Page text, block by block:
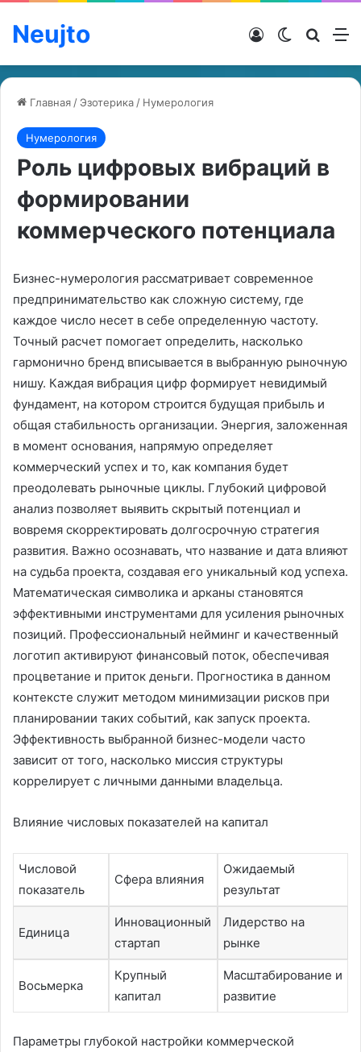
Neujto Switch skin
Войти
Главная / Эзотерика / Нумерология
Нумерология
Роль цифровых вибраций в
формировании
коммерческого потенциала
Бизнес-нумерология рассматривает современное
предпринимательство как сложную систему, где
каждое число несет в себе определенную частоту.
Точный расчет помогает определить, насколько
гармонично бренд вписывается в выбранную рыночную
нишу. Каждая вибрация цифр формирует невидимый
фундамент, на котором строится будущая прибыль и
общая стабильность организации. Энергия, заложенная
в момент основания, напрямую определяет
коммерческий успех и то, как компания будет
преодолевать рыночные циклы. Глубокий цифровой
анализ позволяет выявить скрытый потенциал и
вовремя скорректировать долгосрочную стратегия
развития. Важно осознавать, что название и дата влияют
на судьба проекта, создавая его уникальный код успеха.
Математическая символика и арканы становятся
эффективными инструментами для усиления рыночных
позиций. Профессиональный нейминг и качественный
логотип активируют финансовый поток, обеспечивая
процветание и приток деньги. Прогностика в данном
контексте служит методом минимизации рисков при
планировании таких событий, как запуск проекта.
Эффективность выбранной бизнес-модели часто
зависит от того, насколько миссия структуры
коррелирует с личными данными владельца.
Влияние числовых показателей на капитал
Числовой
показатель
Сфера влияния
Ожидаемый
результат
Единица
Инновационный
стартап
Лидерство на
рынке
Восьмерка
Крупный
капитал
Масштабирование и
развитие
Параметры глубокой настройки коммерческой